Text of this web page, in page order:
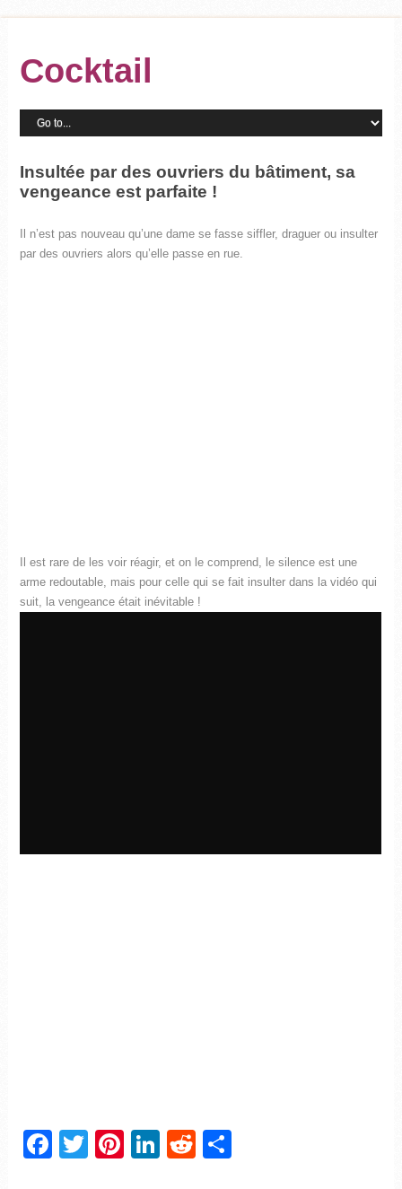
Cocktail
Insultée par des ouvriers du bâtiment, sa
vengeance est parfaite !
Il n’est pas nouveau qu’une dame se fasse siffler, draguer ou insulter
par des ouvriers alors qu’elle passe en rue.
Il est rare de les voir réagir, et on le comprend, le silence est une
arme redoutable, mais pour celle qui se fait insulter dans la vidéo qui
suit, la vengeance était inévitable !
Facebook
TwitterPinterest
LinkedIn
Reddit